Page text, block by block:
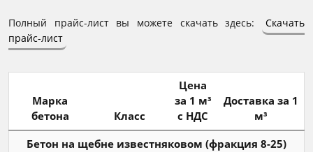
Полный прайс-лист вы можете скачать здесь:
Скачать
прайс-лист
Марка
бетона
Класс
Цена
за 1 м³
с НДС
Доставка за 1
м³
Бетон на щебне известняковом (фракция 8-25)